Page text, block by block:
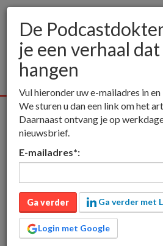
Alle media Publieksmedia
inct Publieksmedia
dat blijft hangen
De
maak je een
blijft hangen
De
je een verhaal
hangen
Vul hieronder uw e-mailadres in
We sturen u dan een link om het
Daarnaast ontvang je op
nieuwsbrief.
E-mailadres*:
Ga verder Ga verder met
Login met Google